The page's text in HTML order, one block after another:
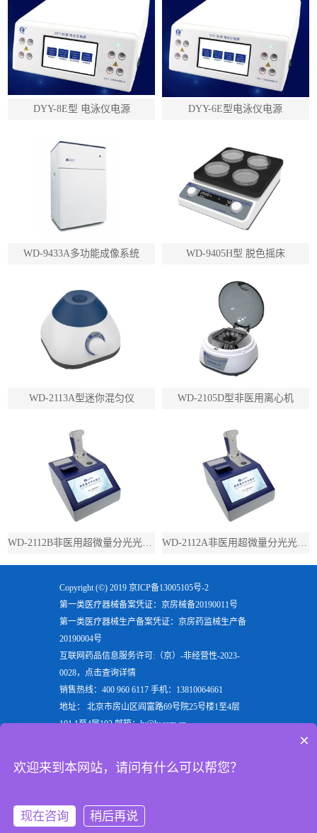
DYY-8E型 电泳仪电源 DYY-6E型电泳仪电源
WD-9433A多功能成像系统 WD-9405H型 脱色摇床
WD-2113A型迷你混匀仪 WD-2105D型非医用离心机
WD-2112B非医用超微量分光光度计（带荧光） WD-2112A非医用超微量分光光度计（不带荧光）
Copyright (©) 2019 京ICP备13005105号-2
第一类医疗器械备案凭证：京房械备20190011号
第一类医疗器械生产备案凭证：京房药监械生产备
20190004号
互联网药品信息服务许可:（京）-非经营性-2023-
0028，点击查询详情
销售热线：400 960 6117 手机：13810064661
地址： 北京市房山区阎富路69号院25号楼1至4层
101,1至4层102 邮箱：ly@ly.com.cn
仪
等实验室用检验分析产品，是电泳槽装置行业的重
×
欢迎来到本网站，请问有什么可以帮您？
现在咨询 稍后再说